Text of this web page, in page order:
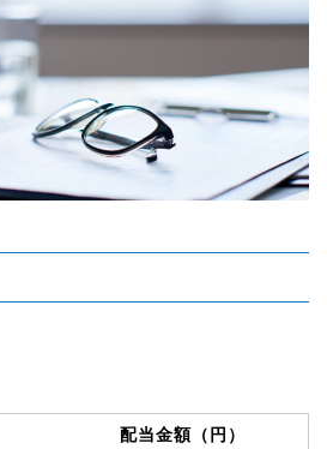
配当金額（円）